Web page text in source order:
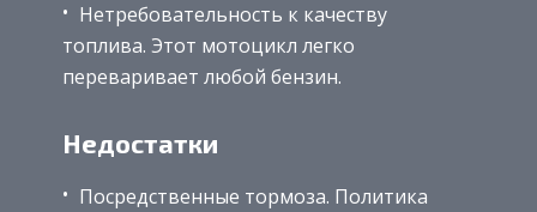
Нетребовательность к качеству
топлива. Этот мотоцикл легко
переваривает любой бензин.
Недостатки
Посредственные тормоза. Политика